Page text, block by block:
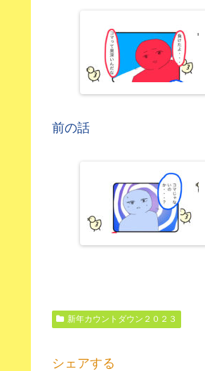
前の話
新年カウントダウン２０２３
シェアする